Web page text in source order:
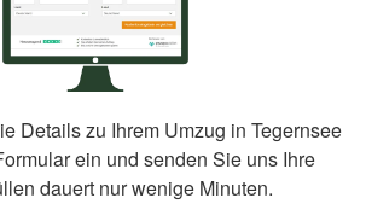
Details zu Ihrem Umzug in Tegernsee
ein und senden Sie uns Ihre
dauert nur wenige Minuten.